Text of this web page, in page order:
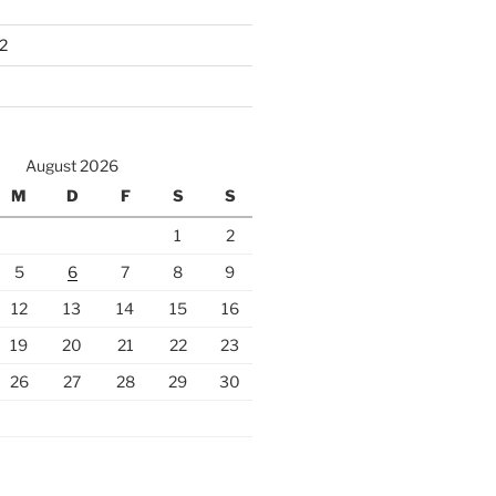
August 2026
M
D F S S
1
2
5
6 7 8
9
12
13 14 15
16
19
20 21 22
23
26
27 28 29 30